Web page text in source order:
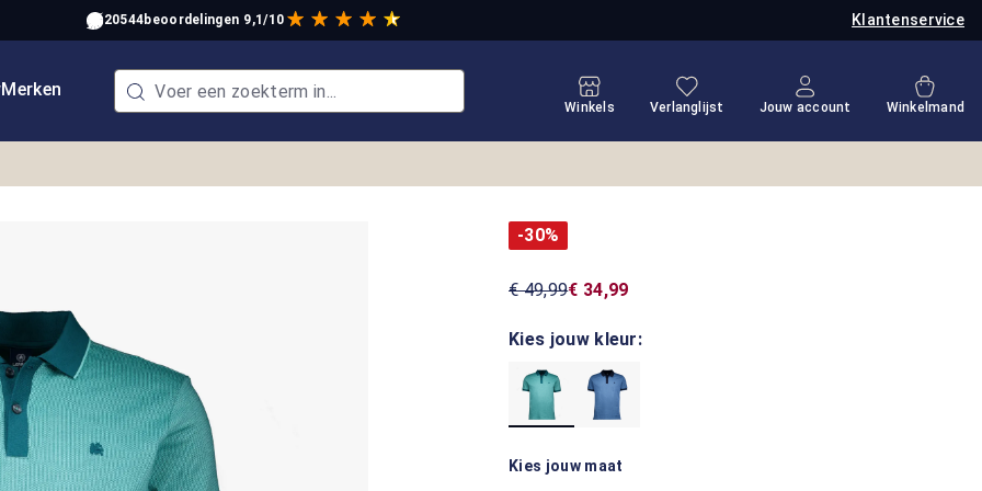
Klantenservice
20544beoordelingen 9,1/10
Merken
Winkels
Je hebt 0 items op je verlanglijstje
Verlanglijst Jouw account Winkelmand
-30%
€ 49,99€ 34,99
Kies jouw kleur:
Kies jouw maat